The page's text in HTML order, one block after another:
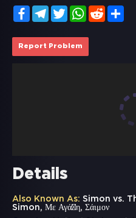
FacebookTelegramTwitterWhatsApp
Reddit
Report Problem
Details
Also Known As: Simon vs.
Simon, Με Αγάπη, Σάιμον